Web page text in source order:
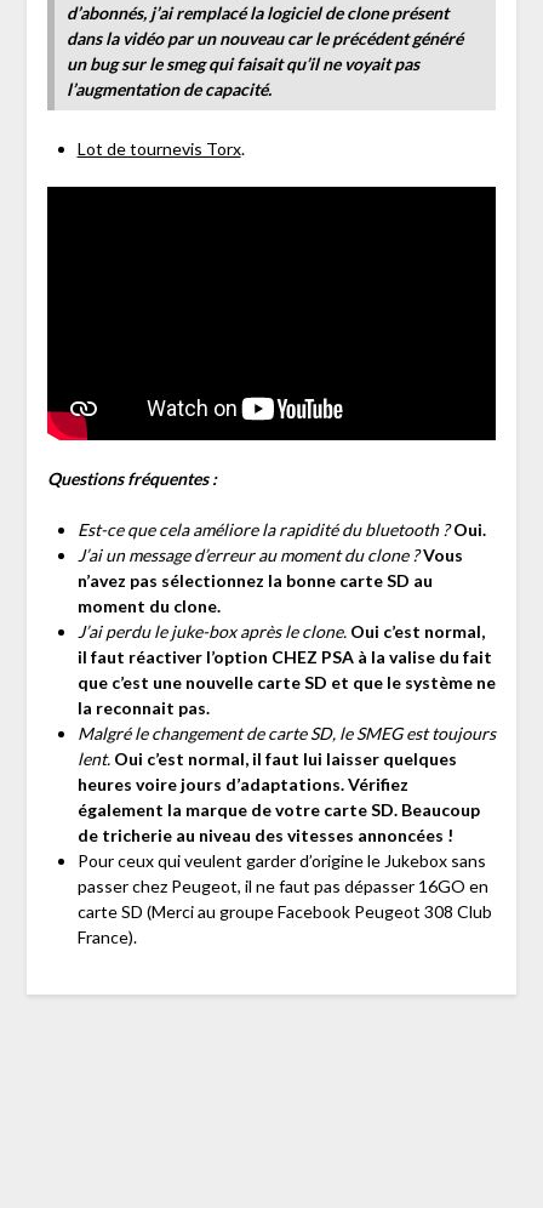
d’abonnés, j’ai remplacé la logiciel de clone présent
dans la vidéo par un nouveau car le précédent généré
un bug sur le smeg qui faisait qu’il ne voyait pas
l’augmentation de capacité.
Lot de tournevis Torx.
Questions fréquentes :
Est-ce que cela améliore la rapidité du bluetooth ? Oui.
J’ai un message d’erreur au moment du clone ? Vous
n’avez pas sélectionnez la bonne carte SD au
moment du clone.
J’ai perdu le juke-box après le clone. Oui c’est normal,
il faut réactiver l’option CHEZ PSA à la valise du fait
que c’est une nouvelle carte SD et que le système ne
la reconnait pas.
Malgré le changement de carte SD, le SMEG est toujours
lent.Oui c’est normal, il faut lui laisser quelques
heures voire jours d’adaptations. Vérifiez
également la marque de votre carte SD. Beaucoup
de tricherie au niveau des vitesses annoncées !
Pour ceux qui veulent garder d’origine le Jukebox sans
passer chez Peugeot, il ne faut pas dépasser 16GO en
carte SD (Merci au groupe Facebook Peugeot 308 Club
France).